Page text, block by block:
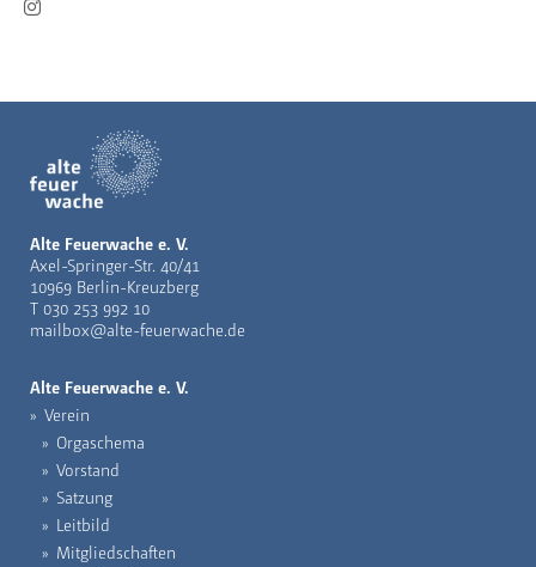
Alte Feuerwache e. V.
Axel-Springer-Str. 40/41
10969 Berlin-Kreuzberg
T 030 253 992 10
mailbox@alte-feuerwache.de
Alte Feuerwache e. V.
Verein
Orgaschema
Vorstand
Satzung
Leitbild
Mitgliedschaften